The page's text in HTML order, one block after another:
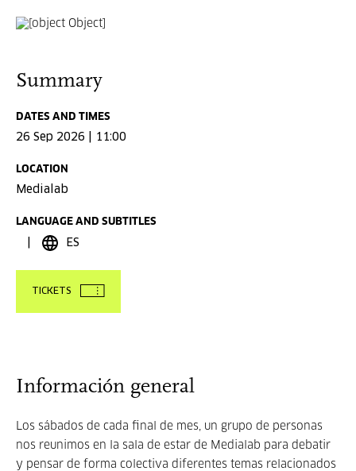
Summary
DATES AND TIMES
26 Sep 2026 | 11:00
LOCATION
Medialab
LANGUAGE AND SUBTITLES
ES
TICKETS
Información general
Los sábados de cada final de mes, un grupo de personas
nos reunimos en la sala de estar de Medialab para debatir
y pensar de forma colectiva diferentes temas relacionados